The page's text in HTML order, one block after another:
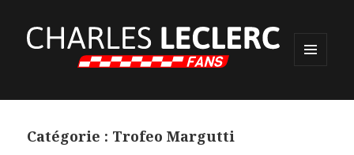
WIDGETS
Catégorie : Trofeo Margutti